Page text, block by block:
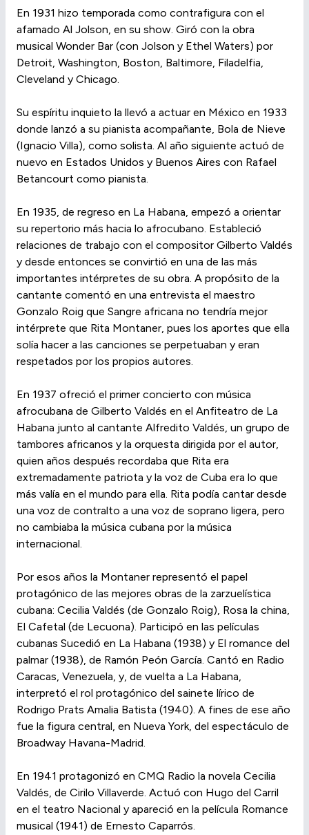
En 1931 hizo temporada como contrafigura con el
afamado Al Jolson, en su show. Giró con la obra
musical Wonder Bar (con Jolson y Ethel Waters) por
Detroit, Washington, Boston, Baltimore, Filadelfia,
Cleveland y Chicago.
Su espíritu inquieto la llevó a actuar en México en 1933
donde lanzó a su pianista acompañante, Bola de Nieve
(Ignacio Villa), como solista. Al año siguiente actuó de
nuevo en Estados Unidos y Buenos Aires con Rafael
Betancourt como pianista.
En 1935, de regreso en La Habana, empezó a orientar
su repertorio más hacia lo afrocubano. Estableció
relaciones de trabajo con el compositor Gilberto Valdés
y desde entonces se convirtió en una de las más
importantes intérpretes de su obra. A propósito de la
cantante comentó en una entrevista el maestro
Gonzalo Roig que Sangre africana no tendría mejor
intérprete que Rita Montaner, pues los aportes que ella
solía hacer a las canciones se perpetuaban y eran
respetados por los propios autores.
En 1937 ofreció el primer concierto con música
afrocubana de Gilberto Valdés en el Anfiteatro de La
Habana junto al cantante Alfredito Valdés, un grupo de
tambores africanos y la orquesta dirigida por el autor,
quien años después recordaba que Rita era
extremadamente patriota y la voz de Cuba era lo que
más valía en el mundo para ella. Rita podía cantar desde
una voz de contralto a una voz de soprano ligera, pero
no cambiaba la música cubana por la música
internacional.
Por esos años la Montaner representó el papel
protagónico de las mejores obras de la zarzuelística
cubana: Cecilia Valdés (de Gonzalo Roig), Rosa la china,
El Cafetal (de Lecuona). Participó en las películas
cubanas Sucedió en La Habana (1938) y El romance del
palmar (1938), de Ramón Peón García. Cantó en Radio
Caracas, Venezuela, y, de vuelta a La Habana,
interpretó el rol protagónico del sainete lírico de
Rodrigo Prats Amalia Batista (1940). A fines de ese año
fue la figura central, en Nueva York, del espectáculo de
Broadway Havana-Madrid.
En 1941 protagonizó en CMQ Radio la novela Cecilia
Valdés, de Cirilo Villaverde. Actuó con Hugo del Carril
en el teatro Nacional y apareció en la película Romance
musical (1941) de Ernesto Caparrós.